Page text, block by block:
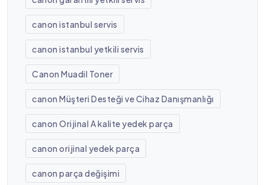
canon istanbul servis
canon istanbul yetkili servis
Canon Muadil Toner
canon Müşteri Desteği ve Cihaz Danışmanlığı
canon Orijinal A kalite yedek parça
canon orijinal yedek parça
canon parça değişimi